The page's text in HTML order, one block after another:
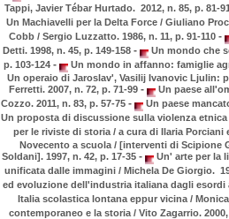
Tappi, Javier Tébar Hurtado. 2012, n. 85, p. 81-
Un Machiavelli per la Delta Force / Giuliano
Cobb / Sergio Luzzatto. 1986, n. 11, p. 91-110 -
Detti. 1998, n. 45, p. 149-158 -
Un mondo che
p. 103-124 -
Un mondo in affanno: famiglie
Un operaio di Jaroslav', Vasilij Ivanovic Ljulin:
Ferretti. 2007, n. 72, p. 71-99 -
Un paese
Cozzo. 2011, n. 83, p. 57-75 -
Un paese
Un proposta di discussione sulla violenza
per le riviste di storia / a cura di Ilaria Porciani
Novecento a scuola / [interventi di Scipione
Soldani]. 1997, n. 42, p. 17-35 -
Un' arte per la
unificata dalle immagini / Michela De Giorgio.
ed evoluzione dell'industria italiana dagli esordi
Italia scolastica lontana eppur vicina /
contemporaneo e la storia / Vito Zagarrio.